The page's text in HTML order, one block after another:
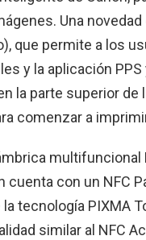
Una
que permite a los
y la aplicación
la parte superior
comenzar a
multifuncional
cuenta con un NFC
tecnología PIXMA
similar al NFC